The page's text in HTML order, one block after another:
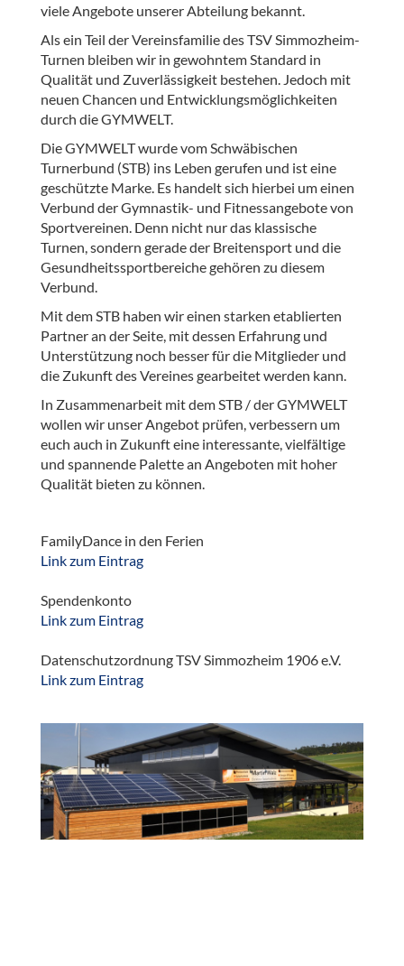
viele Angebote unserer Abteilung bekannt.
Als ein Teil der Vereinsfamilie des TSV Simmozheim-
Turnen bleiben wir in gewohntem Standard in
Qualität und Zuverlässigkeit bestehen. Jedoch mit
neuen Chancen und Entwicklungsmöglichkeiten
durch die GYMWELT.
Die GYMWELT wurde vom Schwäbischen
Turnerbund (STB) ins Leben gerufen und ist eine
geschützte Marke. Es handelt sich hierbei um einen
Verbund der Gymnastik- und Fitnessangebote von
Sportvereinen. Denn nicht nur das klassische
Turnen, sondern gerade der Breitensport und die
Gesundheitssportbereiche gehören zu diesem
Verbund.
Mit dem STB haben wir einen starken etablierten
Partner an der Seite, mit dessen Erfahrung und
Unterstützung noch besser für die Mitglieder und
die Zukunft des Vereines gearbeitet werden kann.
In Zusammenarbeit mit dem STB / der GYMWELT
wollen wir unser Angebot prüfen, verbessern um
euch auch in Zukunft eine interessante, vielfältige
und spannende Palette an Angeboten mit hoher
Qualität bieten zu können.
FamilyDance in den Ferien
Link zum Eintrag
Spendenkonto
Link zum Eintrag
Datenschutzordnung TSV Simmozheim 1906 e.V.
Link zum Eintrag